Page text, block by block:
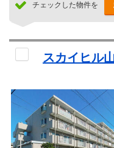
チェックした物件を
スカイヒル